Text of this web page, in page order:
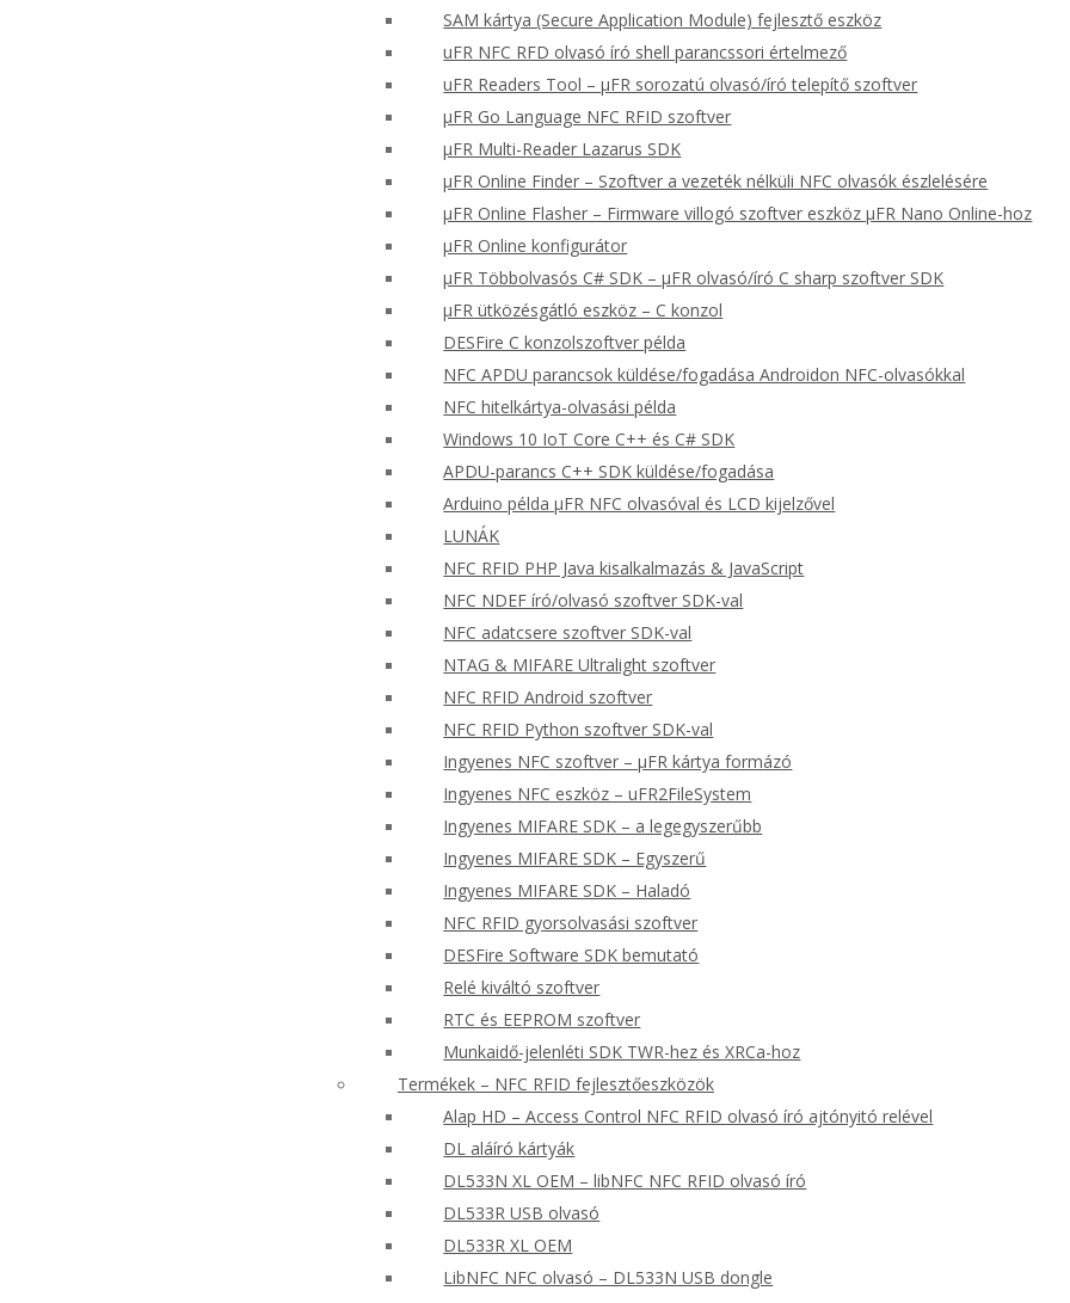
SAM kártya (Secure Application Module) fejlesztő eszköz
uFR NFC RFD olvasó író shell parancssori értelmező
uFR Readers Tool – μFR sorozatú olvasó/író telepítő szoftver
μFR Go Language NFC RFID szoftver
μFR Multi-Reader Lazarus SDK
μFR Online Finder – Szoftver a vezeték nélküli NFC olvasók észlelésére
μFR Online Flasher – Firmware villogó szoftver eszköz μFR Nano Online-hoz
μFR Online konfigurátor
μFR Többolvasós C# SDK – μFR olvasó/író C sharp szoftver SDK
μFR ütközésgátló eszköz – C konzol
DESFire C konzolszoftver példa
NFC APDU parancsok küldése/fogadása Androidon NFC-olvasókkal
NFC hitelkártya-olvasási példa
Windows 10 IoT Core C++ és C# SDK
APDU-parancs C++ SDK küldése/fogadása
Arduino példa μFR NFC olvasóval és LCD kijelzővel
LUNÁK
NFC RFID PHP Java kisalkalmazás & JavaScript
NFC NDEF író/olvasó szoftver SDK-val
NFC adatcsere szoftver SDK-val
NTAG & MIFARE Ultralight szoftver
NFC RFID Android szoftver
NFC RFID Python szoftver SDK-val
Ingyenes NFC szoftver – μFR kártya formázó
Ingyenes NFC eszköz – uFR2FileSystem
Ingyenes MIFARE SDK – a legegyszerűbb
Ingyenes MIFARE SDK – Egyszerű
Ingyenes MIFARE SDK – Haladó
NFC RFID gyorsolvasási szoftver
DESFire Software SDK bemutató
Relé kiváltó szoftver
RTC és EEPROM szoftver
Munkaidő-jelenléti SDK TWR-hez és XRCa-hoz
Termékek – NFC RFID fejlesztőeszközök
Alap HD – Access Control NFC RFID olvasó író ajtónyitó relével
DL aláíró kártyák
DL533N XL OEM – libNFC NFC RFID olvasó író
DL533R USB olvasó
DL533R XL OEM
LibNFC NFC olvasó – DL533N USB dongle